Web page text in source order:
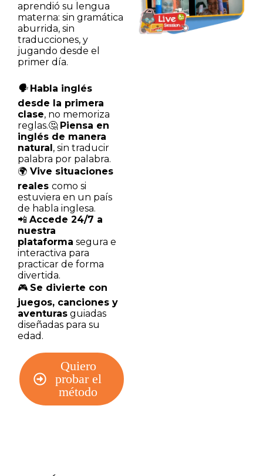
aprendió su lengua
materna: sin gramática
aburrida, sin
traducciones, y
jugando desde el
primer día.
🗣️ Habla inglés
desde la primera
clase, no memoriza
reglas.🤔 Piensa en
inglés de manera
natural, sin traducir
palabra por palabra.
🌍 Vive situaciones
reales como si
estuviera en un país
de habla inglesa.
📲 Accede 24/7 a
nuestra
plataforma segura e
interactiva para
practicar de forma
divertida.
🎮 Se divierte con
juegos, canciones y
aventuras guiadas
diseñadas para su
edad.
Quiero
probar el
método